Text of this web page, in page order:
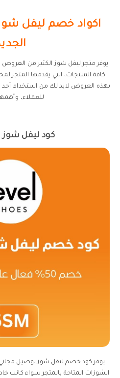
اكواد خصم ليفل
يوفر متجر ليفل شوز الكثير من العروض
كافة المنتجات، التي يقدمها المتجر
بهذه العروض لابد لك من استخدام أحد
للعملاء،
كود ليفل
الشوزات المتاحة بالمتجر سواء كانت